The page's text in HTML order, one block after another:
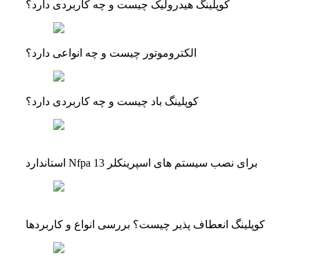
کوپلینگ هیدرولیک چیست و چه کاربردی دارد؟
الکتروموتور چیست و چه انواعی دارد؟
کوپلینگ باد چیست و چه کاربردی دارد؟
استاندارد Nfpa 13 برای نصب سیستم های اسپرینکلر
کوپلینگ انعطاف پذیر چیست؟ بررسی انواع و کاربردها